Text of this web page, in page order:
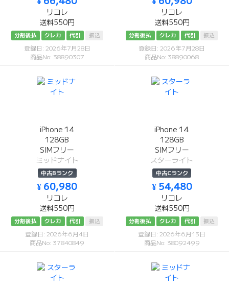
リコレ
送料550円
分割後払 クレカ 代引 振込
登録日: 2026年7月28日
商品No: 38890307
リコレ
送料550円
分割後払 クレカ 代引 振込
登録日: 2026年7月28日
商品No: 38890068
iPhone 14
128GB
SIMフリー
ミッドナイト
中古Bランク
¥ 60,980
リコレ
送料550円
分割後払 クレカ 代引 振込
登録日: 2026年6月4日
商品No: 37840849
iPhone 14
128GB
SIMフリー
スターライト
中古Cランク
¥ 54,480
リコレ
送料550円
分割後払 クレカ 代引 振込
登録日: 2026年6月13日
商品No: 38092499